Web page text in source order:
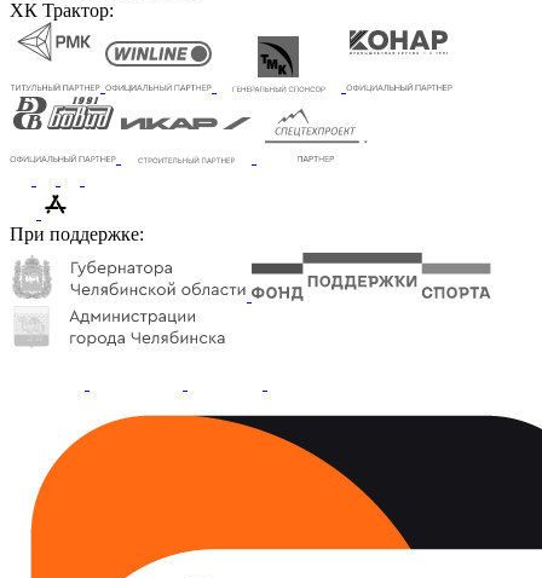
ХК Трактор:
При поддержке: